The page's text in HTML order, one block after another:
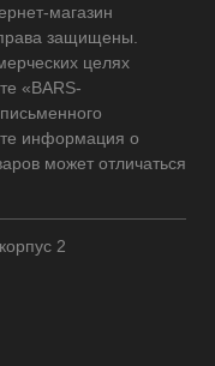
магазин
защищены.
целях
«BARS-
информация о
может отличаться
2